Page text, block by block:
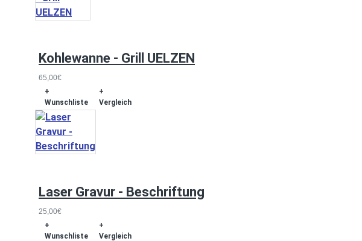
Kohlewanne - Grill UELZEN
65,00€
+
Wunschliste
+
Vergleich
Laser Gravur - Beschriftung
25,00€
+
Wunschliste
+
Vergleich